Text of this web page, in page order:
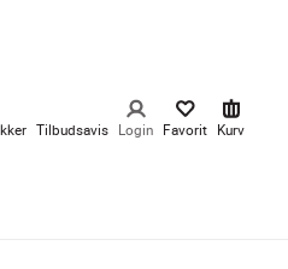
Tilbudsavis Login Favorit Kurv